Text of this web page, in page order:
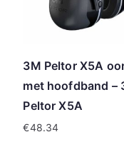
3M Peltor X5A
met hoofdband –
Peltor X5A
€48.34